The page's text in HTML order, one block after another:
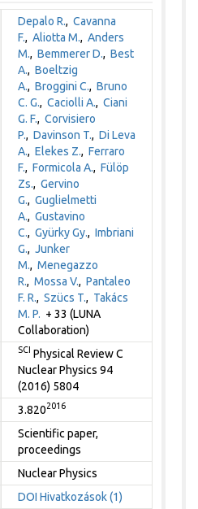
Depalo R.,Cavanna
F.,Aliotta M.,Anders
M.,Bemmerer D.,Best
A.,Boeltzig
A.,Broggini C.,Bruno
C. G.,Caciolli A.,Ciani
G. F.,Corvisiero
P.,Davinson T.,Di Leva
A.,Elekes Z.,Ferraro
F.,Formicola A.,Fülöp
Zs.,Gervino
G.,Guglielmetti
A.,Gustavino
C.,Gyürky Gy.,Imbriani
G.,Junker
M.,Menegazzo
R.,Mossa V.,Pantaleo
F. R.,Szücs T., Takács
M. P. + 33 (LUNA
Collaboration)
SCI Physical Review C
Nuclear Physics 94
(2016) 5804
3.8202016
Scientific paper,
proceedings
Nuclear Physics
DOI Hivatkozások (1)